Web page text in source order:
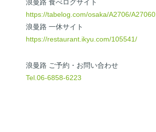
浪曼路 食べログサイト
https://tabelog.com/osaka/A2706/
浪曼路 一休サイト
https://restaurant.ikyu.com/105541/
浪曼路 ご予約・お問い合わせ
Tel.06-6858-6223